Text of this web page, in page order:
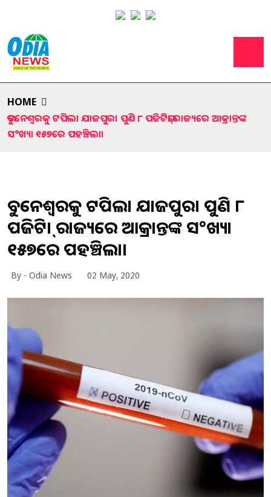
HOME
ଭୁବନେଶ୍ୱରକୁ ଟପିଲା ଯାଜପୁର। ପୁଣି ୮ ପଜିଟିଭ୍। ରାଜ୍ୟରେ ଆକ୍ରାନ୍ତଙ୍କ
ସ°ଖ୍ୟା ୧୫୭ରେ ପହଞ୍ଚିଲା।
ଭୁବନେଶ୍ୱରକୁ ଟପିଲା ଯାଜପୁର। ପୁଣି ୮
ପଜିଟିଭ୍। ରାଜ୍ୟରେ ଆକ୍ରାନ୍ତଙ୍କ ସ°ଖ୍ୟା
୧୫୭ରେ ପହଞ୍ଚିଲା।
By - Odia News 02 May, 2020